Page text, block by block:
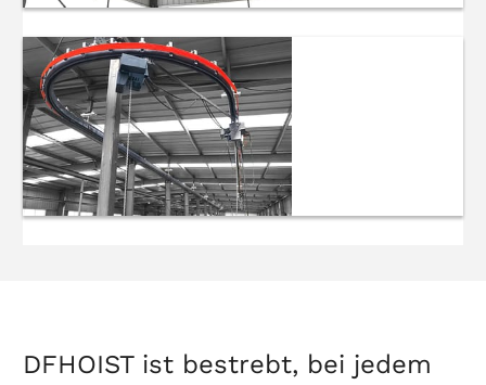
Ein-Träger-
Hängekrane
DFHOIST ist bestrebt, bei jedem